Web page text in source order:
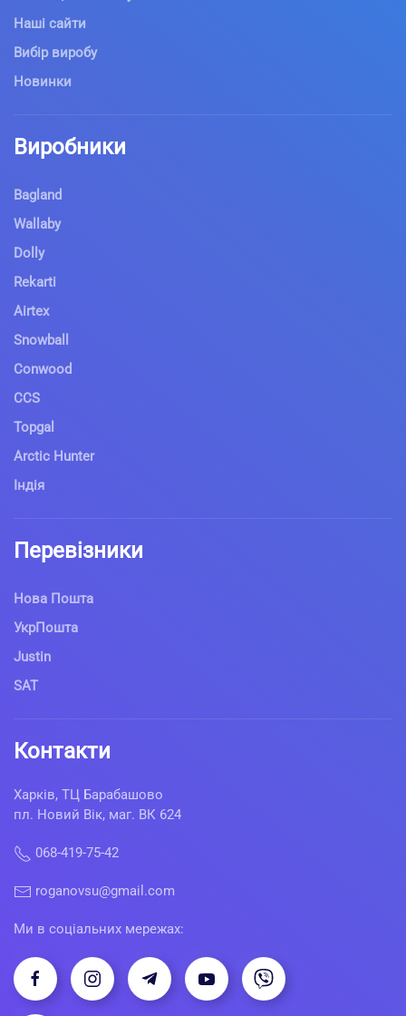
Наші сайти
Вибір виробу
Новинки
Виробники
Bagland
Wallaby
Dolly
Rekarti
Airtex
Snowball
Conwood
CCS
Topgal
Arctic Hunter
Індія
Перевізники
Нова Пошта
УкрПошта
Justin
SAT
Контакти
Харків, ТЦ Барабашово
пл. Новий Вік, маг. ВК 624
068-419-75-42
roganovsu@gmail.com
Ми в соціальних мережах: